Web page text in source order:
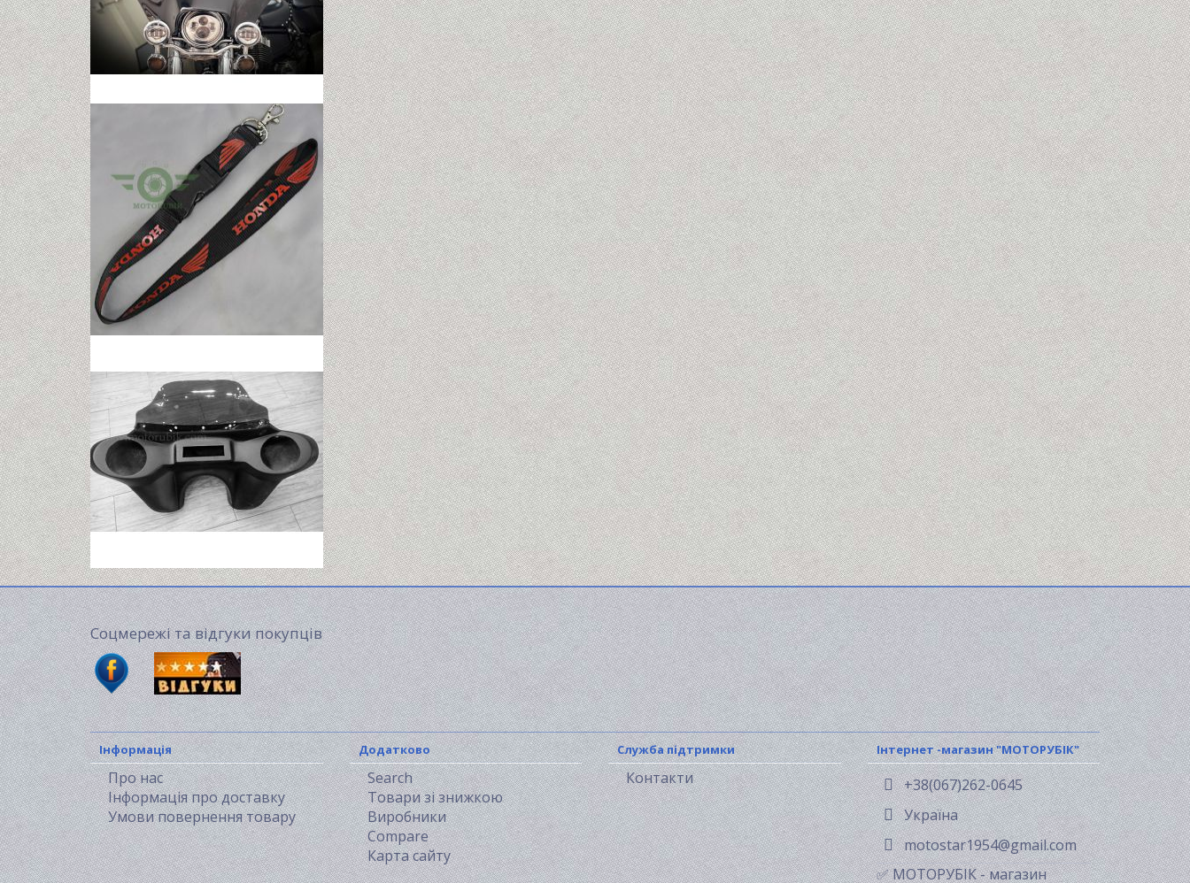
Соцмережі та відгуки покупців
Інформація
Про нас
Інформація про доставку
Умови повернення товару
Додатково
Search
Товари зі знижкою
Виробники
Compare
Карта сайту
Служба підтримки
Контакти
Інтернет -магазин "МОТОРУБІК"
+38(067)262-0645
Україна
motostar1954@gmail.com
✅ МОТОРУБІК - магазин